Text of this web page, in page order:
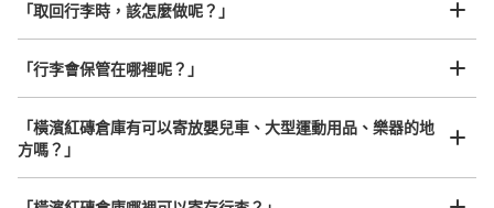
可保管的行李數
大的:4/ ¥400小的:4/ ¥200
付款方式
現金
查看此投幣式儲物櫃的位置
任何尺寸的行李都OK
「取回行李時，該怎麼做呢？」
「行李會保管在哪裡呢？」
「橫濱紅磚倉庫有可以寄放嬰兒車、大型運動用品、樂器的地
方嗎？」